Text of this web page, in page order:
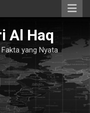
Al Haq
yang Nyata